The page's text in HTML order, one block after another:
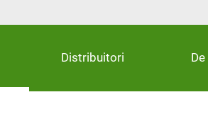
Distribuitori